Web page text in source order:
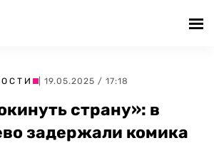
| 19.05.2025 / 17:18
страну»: в
задержали комика